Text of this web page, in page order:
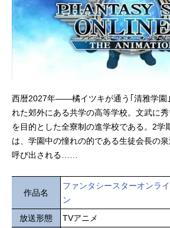
西暦2027年――橘イツキが通う｢清雅学園
れた郊外にある共学の高等学校。文武に
を目的とした全寮制の進学校である。2学
は、学園中の憧れの的である生徒会長の
呼び出される……
作品名
ファンタシースターオンラ
ン
放送形態
TVアニメ